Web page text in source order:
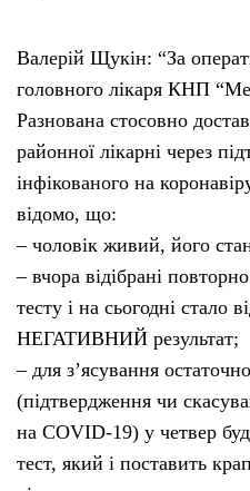
Валерій Щукін: “За
головного лікаря КНП
Разнована стосовно
районної лікарні через
інфікованого на
відомо, що:
– чоловік живий, його
– вчора відібрані
тесту і на сьогодні стало
НЕГАТИВНИЙ результат;
– для з’ясування
(підтвердження чи
на COVID-19) у четвер
тест, який і поставить